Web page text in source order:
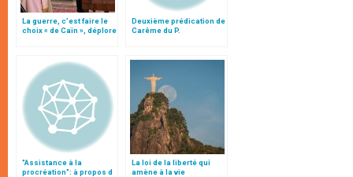
La guerre, c’est faire le
choix « de Caïn », déplore
Deuxième prédication de
Carême du P.
"Assistance à la
procréation": à propos d
La loi de la liberté qui
amène à la vie